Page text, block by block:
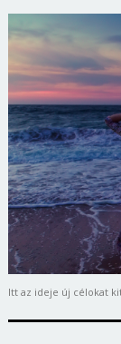
Itt az ideje új célokat